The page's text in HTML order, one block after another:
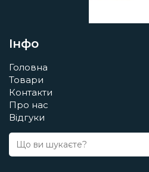
Інфо
Головна
Товари
Контакти
Про нас
Відгуки